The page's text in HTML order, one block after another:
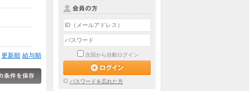
更新順 給与順 次回から自動ログイン
パスワードを忘れた方